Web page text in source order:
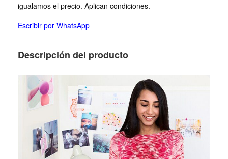
igualamos el precio. Aplican condiciones.
Escribir por WhatsApp
Descripción del producto